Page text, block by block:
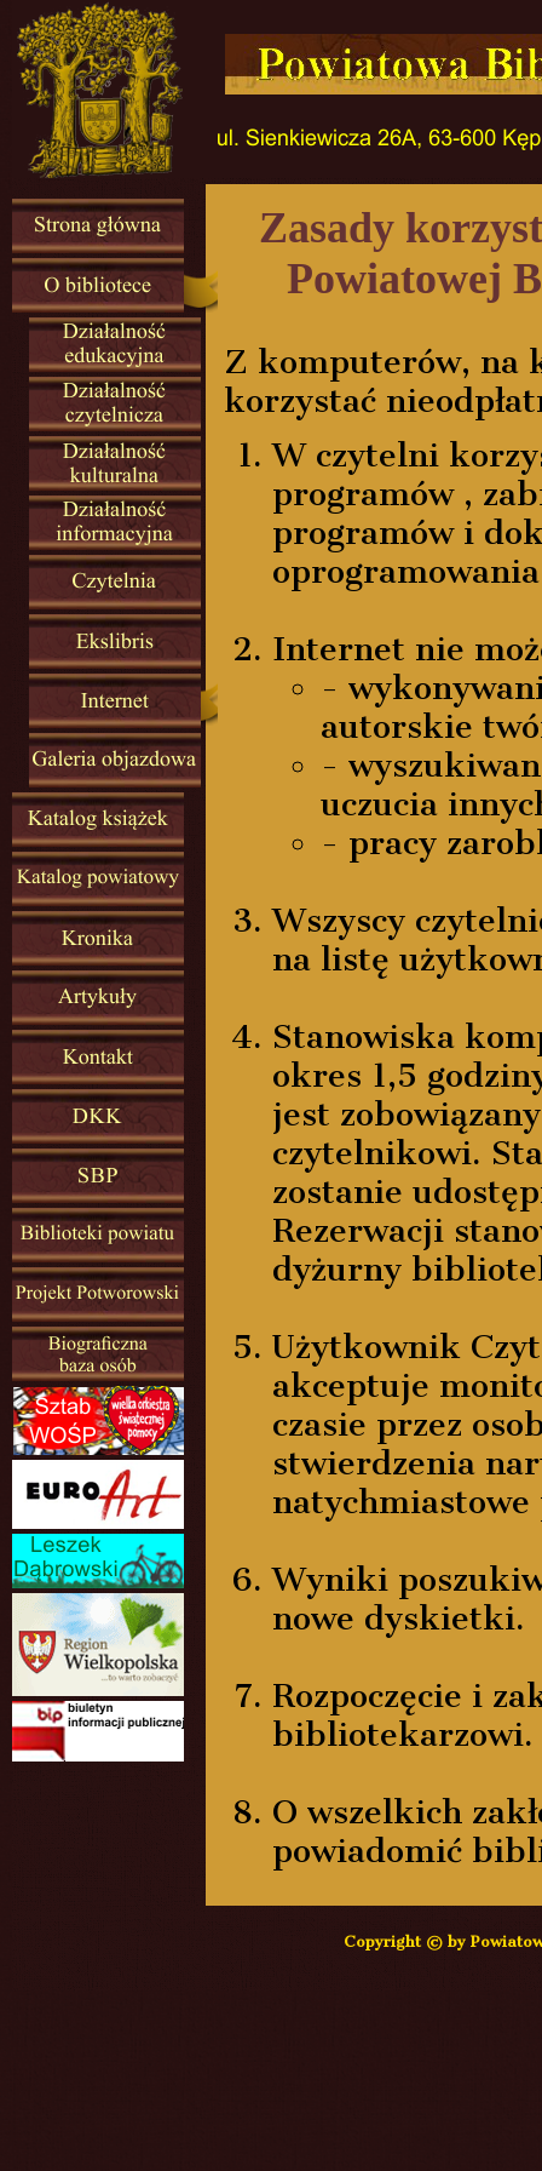
Zasady
Powiatowej
Z komputerów, na
korzystać
W czytelni
programów ,
programów i
Internet nie
-
autorskie
-
uczucia
- pracy
Wszyscy
na listę
Stanowiska
okres 1,5
jest
czytelnikowi.
zostanie
Rezerwacji
dyżurny
Użytkownik
akceptuje
czasie przez
stwierdzenia
Wyniki
nowe dyskietki.
Rozpoczęcie i
bibliotekarzowi.
O wszelkich
powiadomić
Copyright © by